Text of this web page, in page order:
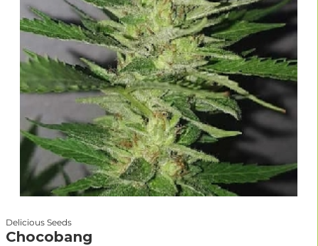
Delicious Seeds
Chocobang